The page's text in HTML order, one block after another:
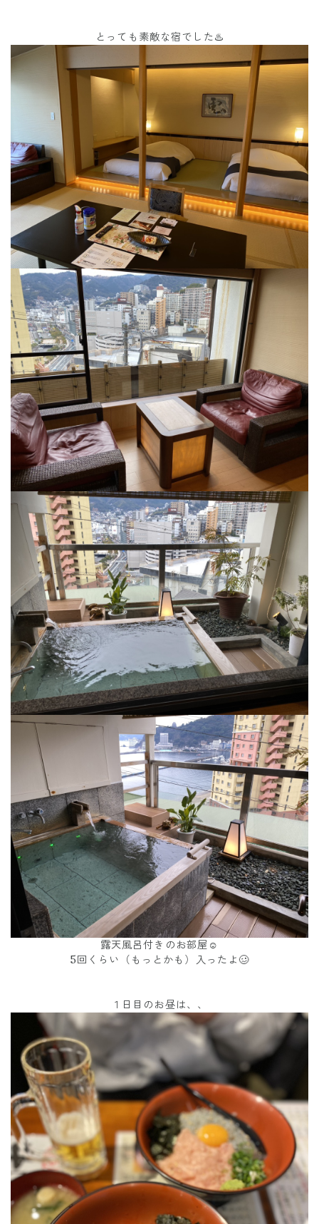
とっても素敵な宿でした♨️
露天風呂付きのお部屋☺️
5回くらい（もっとかも）入ったよ🥴
１日目のお昼は、、